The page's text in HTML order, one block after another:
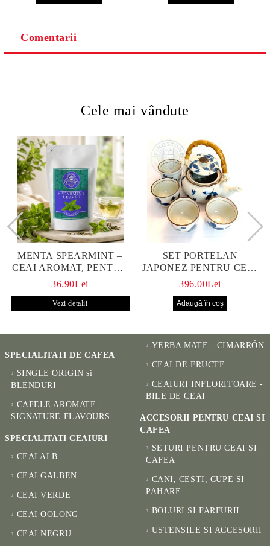
Comentarii
Cele mai vândute
MENTA SPEARMINT –
CEAI AROMAT, PENTRU
CALM ȘI BENEFIC
36.90Lei
Vezi detalii
SET PORTELAN
JAPONEZ PENTRU CEAI
HANAKO, CEAINIC SI 4
396.00Lei
SPECIALITATI DE CAFEA
SINGLE ORIGIN si
BLENDURI
CAFELE AROMATE -
SIGNATURE FLAVOURS
SPECIALITATI CEAIURI
CEAI ALB
CEAI GALBEN
CEAI VERDE
CEAI OOLONG
CEAI NEGRU
YERBA MATE - CIMARRÓN
CEAI DE FRUCTE
CEAIURI INFLORITOARE -
BILE DE CEAI
ACCESORII PENTRU CEAI SI
CAFEA
SETURI PENTRU CEAI SI
CAFEA
CANI, CESTI, CUPE SI
PAHARE
BOLURI SI FARFURII
USTENSILE SI ACCESORII